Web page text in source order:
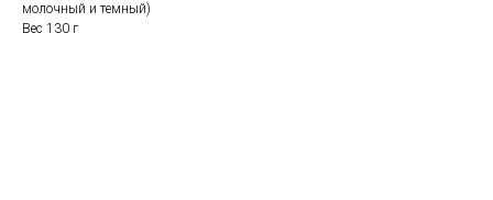
молочный и темный)
Вес 130 г